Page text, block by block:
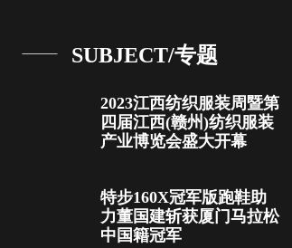
SUBJECT/专题
2023江西纺织服装周暨第
四届江西(赣州)纺织服装
产业博览会盛大开幕
特步160X冠军版跑鞋助
力董国建斩获厦门马拉松
中国籍冠军